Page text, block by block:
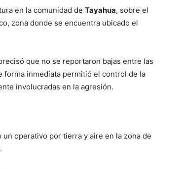
en la comunidad de Tayahua, sobre el
zona donde se encuentra ubicado el
que no se reportaron bajas entre las
inmediata permitió el control de la
involucradas en la agresión.
operativo por tierra y aire en la zona de